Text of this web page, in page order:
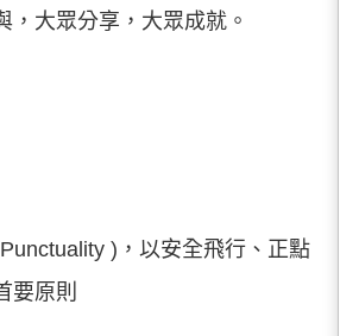
，大眾分享，大眾成就。
)，以安全飛行、正點
要原則